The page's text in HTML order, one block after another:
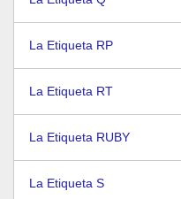
La Etiqueta RP
La Etiqueta RT
La Etiqueta RUBY
La Etiqueta S